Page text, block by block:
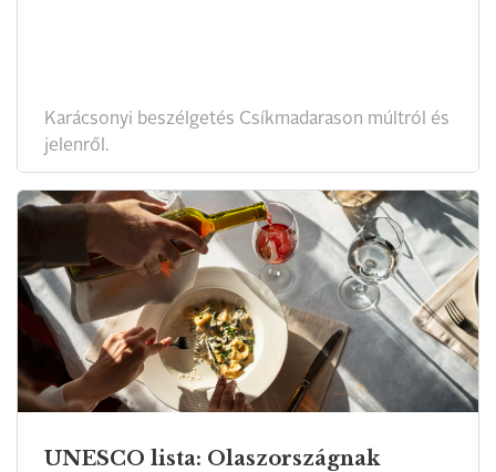
Karácsonyi beszélgetés Csíkmadarason múltról és
jelenről.
UNESCO lista: Olaszországnak